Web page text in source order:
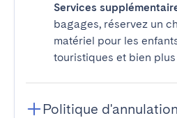
Services
bagages, réservez un
matériel pour les
touristiques et bien
Politique d'annulation